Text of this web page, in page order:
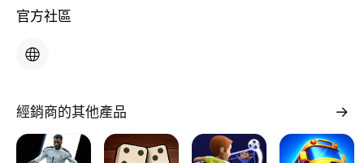
官方社區
經銷商的其他產品